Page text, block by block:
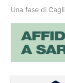
Una fase di